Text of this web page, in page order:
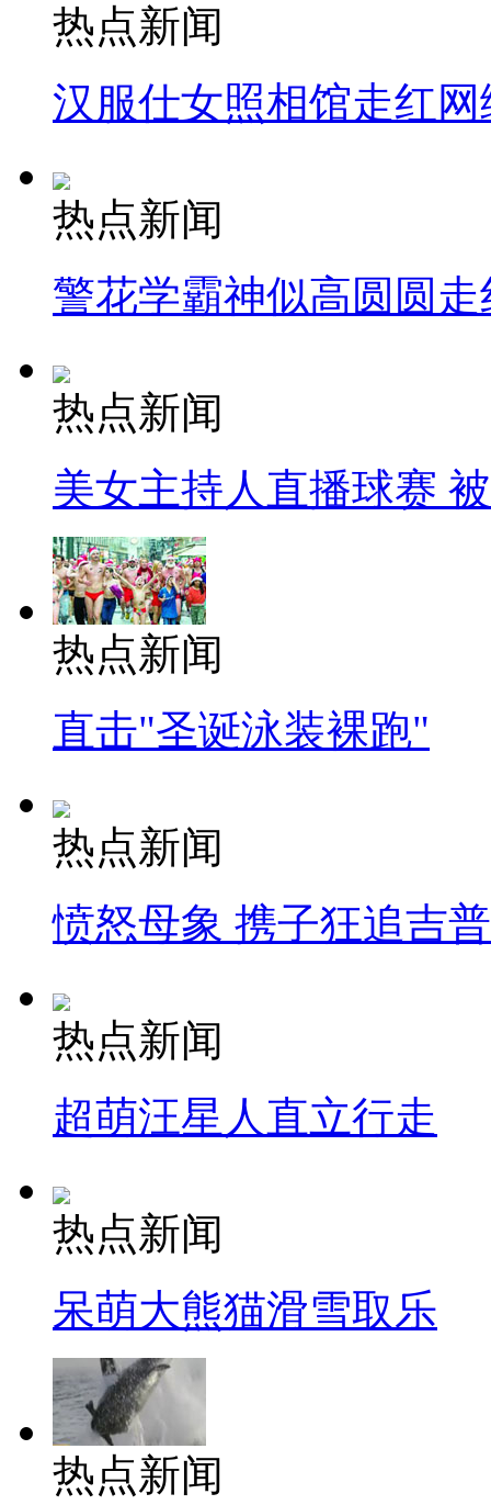
热点新闻
汉服仕女照相馆走红网
热点新闻
警花学霸神似高圆圆走
热点新闻
美女主持人直播球赛
热点新闻
直击"圣诞泳装裸跑"
热点新闻
愤怒母象 携子狂追吉
热点新闻
超萌汪星人直立行走
热点新闻
呆萌大熊猫滑雪取乐
热点新闻